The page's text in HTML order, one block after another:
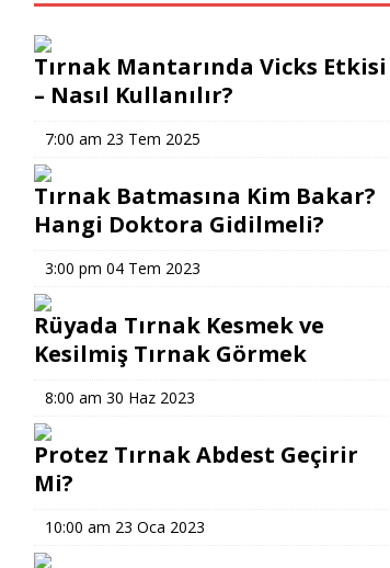
Tırnak Mantarında Vicks Etkisi
– Nasıl Kullanılır?
7:00 am 23 Tem 2025
Tırnak Batmasına Kim Bakar?
Hangi Doktora Gidilmeli?
3:00 pm 04 Tem 2023
Rüyada Tırnak Kesmek ve
Kesilmiş Tırnak Görmek
8:00 am 30 Haz 2023
Protez Tırnak Abdest Geçirir
Mi?
10:00 am 23 Oca 2023